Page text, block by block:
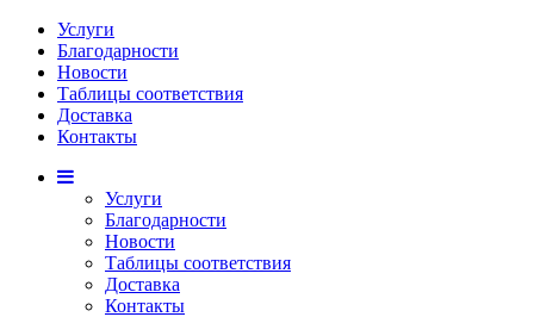
Услуги
Благодарности
Новости
Таблицы соответствия
Доставка
Контакты
Услуги
Благодарности
Новости
Таблицы соответствия
Доставка
Контакты